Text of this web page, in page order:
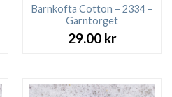
Barnkofta Cotton – 2334 –
Garntorget
29.00 kr